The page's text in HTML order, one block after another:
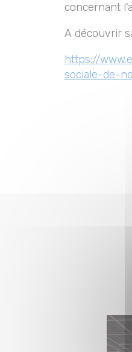
concernant
A découvrir
https://
sociale-de-